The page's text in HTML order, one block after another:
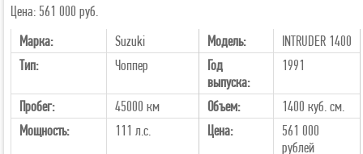
Цена: 561 000 руб.
Марка:
Suzuki Модель:
INTRUDER 1400
Тип:
Чоппер
Год
выпуска:
1991
Пробег: 45000 км Объем:
1400 куб. см.
Мощность:
111 л.с. Цена:
561 000
рублей